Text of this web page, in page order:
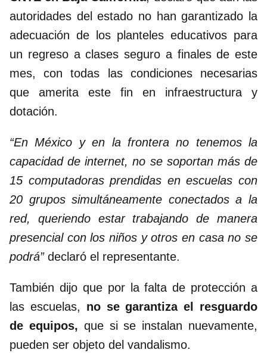
autoridades del estado no han garantizado la
adecuación de los planteles educativos para
un regreso a clases seguro a finales de este
mes, con todas las condiciones necesarias
que amerita este fin en infraestructura y
dotación.
“En México y en la frontera no tenemos la
capacidad de internet, no se soportan más de
15 computadoras prendidas en escuelas con
20 grupos simultáneamente conectados a la
red, queriendo estar trabajando de manera
presencial con los niños y otros en casa no se
podrá”declaró el representante.
También dijo que por la falta de protección a
las escuelas, no se garantiza el resguardo
de equipos, que si se instalan nuevamente,
pueden ser objeto del vandalismo.